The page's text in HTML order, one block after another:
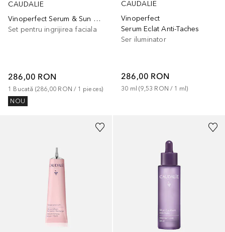
CAUDALIE
Vinoperfect Serum & Sun Care Set 2026
Set pentru ingrijirea faciala
286,00 RON
1 Bucată (286,00 RON / 1 pieces)
NOU
CAUDALIE
Vinoperfect
Serum Eclat Anti-Taches
Ser iluminator
286,00 RON
30 ml (9,53 RON / 1 ml)